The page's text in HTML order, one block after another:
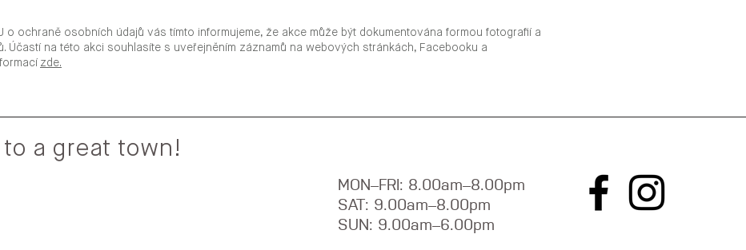
o ochraně osobních údajů vás tímto informujeme, že akce může být dokumentována formou fotografií a
Účastí na této akci souhlasíte s uveřejněním záznamů na webových stránkách, Facebooku a
zde.
a great town!
MON–FRI: 8.00am–8.00pm
SAT: 9.00am–8.00pm
SUN: 9.00am–6.00pm